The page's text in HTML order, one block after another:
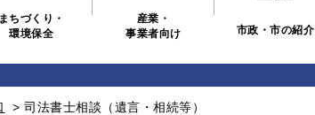
まちづくり・
環境保全
産業・
事業者向け
市政・市の紹介
> 司法書士相談（遺言・相続等）